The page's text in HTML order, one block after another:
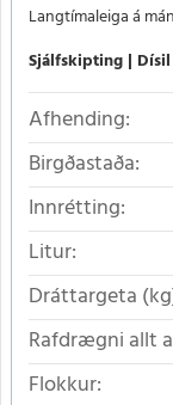
Langtímaleiga á
Sjálfskipting Dísil
Afhending:
Birgðastaða:
Innrétting:
Litur:
Dráttargeta
Rafdrægni allt
Flokkur: